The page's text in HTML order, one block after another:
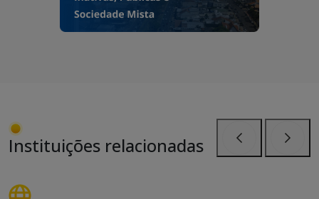
Instituições relacionadas